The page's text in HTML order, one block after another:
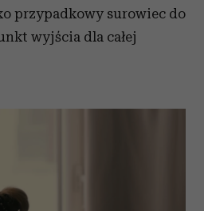
przypadkowy surowiec do
wyjścia dla całej